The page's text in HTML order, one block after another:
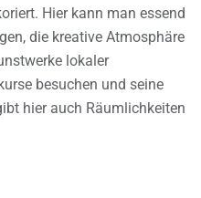
Hier kann man essend
die kreative Atmosphäre
lokaler
besuchen und seine
hier auch Räumlichkeiten